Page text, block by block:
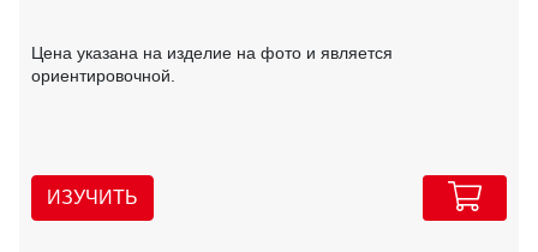
Цена указана на изделие на фото и является
ориентировочной.
ИЗУЧИТЬ